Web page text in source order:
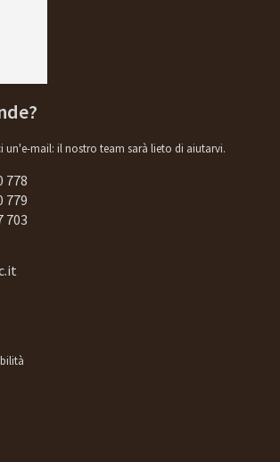
un'e-mail: il nostro team sarà lieto di aiutarvi.
778
779
703